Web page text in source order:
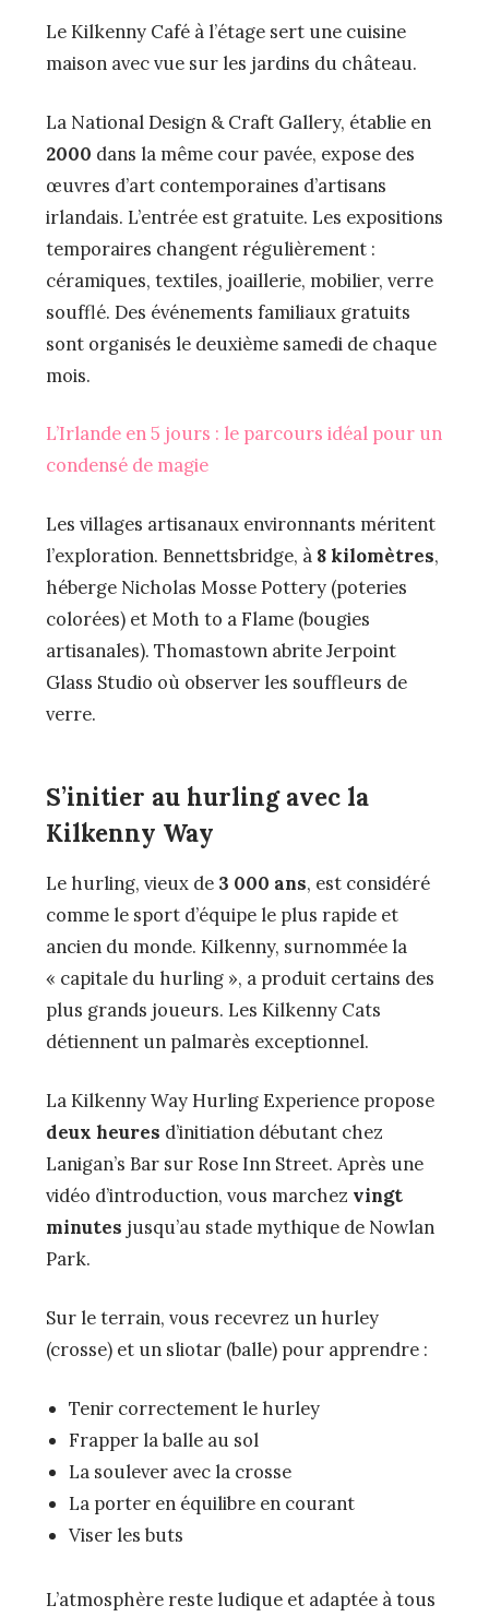
Le Kilkenny Café à l’étage sert une cuisine
maison avec vue sur les jardins du château.
La National Design & Craft Gallery, établie en
2000 dans la même cour pavée, expose des
œuvres d’art contemporaines d’artisans
irlandais. L’entrée est gratuite. Les expositions
temporaires changent régulièrement :
céramiques, textiles, joaillerie, mobilier, verre
soufflé. Des événements familiaux gratuits
sont organisés le deuxième samedi de chaque
mois.
L’Irlande en 5 jours : le parcours idéal pour un
condensé de magie
Les villages artisanaux environnants méritent
l’exploration. Bennettsbridge, à 8 kilomètres,
héberge Nicholas Mosse Pottery (poteries
colorées) et Moth to a Flame (bougies
artisanales). Thomastown abrite Jerpoint
Glass Studio où observer les souffleurs de
verre.
S’initier au hurling avec la
Kilkenny Way
Le hurling, vieux de 3 000 ans, est considéré
comme le sport d’équipe le plus rapide et
ancien du monde. Kilkenny, surnommée la
« capitale du hurling », a produit certains des
plus grands joueurs. Les Kilkenny Cats
détiennent un palmarès exceptionnel.
La Kilkenny Way Hurling Experience propose
deux heures d’initiation débutant chez
Lanigan’s Bar sur Rose Inn Street. Après une
vidéo d’introduction, vous marchez vingt
minutes jusqu’au stade mythique de Nowlan
Park.
Sur le terrain, vous recevrez un hurley
(crosse) et un sliotar (balle) pour apprendre :
Tenir correctement le hurley
Frapper la balle au sol
La soulever avec la crosse
La porter en équilibre en courant
Viser les buts
L’atmosphère reste ludique et adaptée à tous